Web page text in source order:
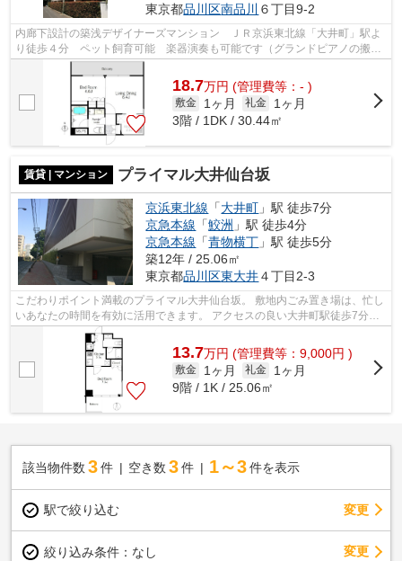
東京都品川区南品川 ６丁目9-2
内廊下設計の築浅デザイナーズマンション ＪＲ京浜東北線「大井町」駅よ
り徒歩４分 ペット飼育可能 楽器演奏も可能です（グランドピアノの搬入
は不可） 現在モデルルーム実施中で...
18.7万円 (管理費等：- )
敷金 1ヶ月 礼金
1ヶ月
3階 / 1DK / 30.44㎡
賃貸 | マンション プライマル大井仙台坂
京浜東北線 「大井町 」駅 徒歩7分
京急本線 「鮫洲 」駅 徒歩4分
京急本線 「青物横丁 」駅 徒歩5分
築12年 / 25.06㎡
東京都品川区東大井４丁目2-3
こだわりポイント満載のプライマル大井仙台坂。 敷地内ごみ置き場は、忙し
いあなたの時間を有効に活用できます。 アクセスの良い大井町駅徒歩7分の
物件です。 築7年の設備が充実したマ...
13.7万円 (管理費等：9,000円 )
敷金 1ヶ月 礼金
1ヶ月
9階 / 1K / 25.06㎡
該当物件数 3件 空き数 3 件 1～3 件を表示
駅で絞り込む 変更
絞り込み条件： なし 変更